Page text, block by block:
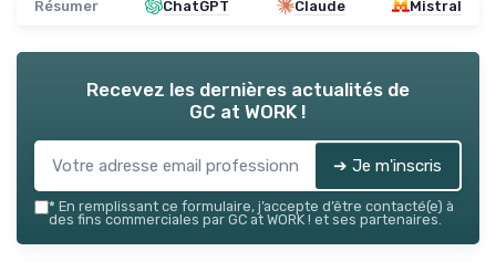
Résumer ChatGPT Claude Mistral
Recevez les dernières actualités de
GC at WORK !
➔ Je m'inscris
* En remplissant ce formulaire, j’accepte d’être contacté(e) à
des fins commerciales par GC at WORK ! et ses partenaires.